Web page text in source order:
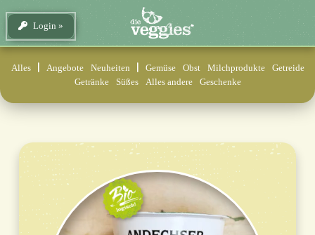
Login
Alles Angebote Neuheiten Gemüse Obst Milchprodukte
Getreide
Getränke
Süßes Alles andere Geschenke